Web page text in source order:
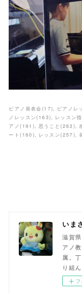
ピアノ発表会(17) ピアノレ
ノレッスン( 163) レッスン
アノ( 191 ) 思うこと(263 )
ート( 160 ) レッスン(257 )
滋賀
アノ
属。
り組
フ